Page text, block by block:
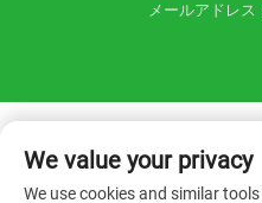
メールアドレス
We value your privacy
We use cookies and similar